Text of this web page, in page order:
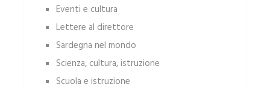
Eventi e cultura
Lettere al direttore
Sardegna nel mondo
Scienza, cultura, istruzione
Scuola e istruzione